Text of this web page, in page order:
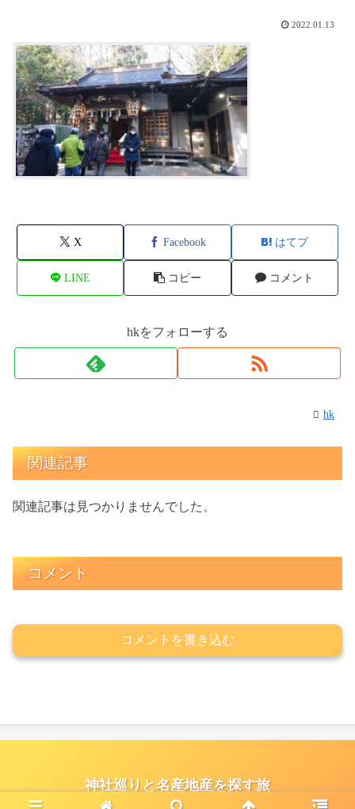
2022.01.13
X Facebook はてブ
LINE コピー コメント
hkをフォローする
hk
関連記事
関連記事は見つかりませんでした。
コメント
コメントを書き込む
神社巡りと名産地産を探す旅